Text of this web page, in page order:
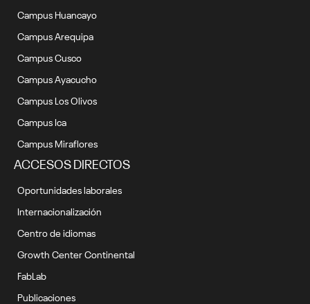
Campus Huancayo
Campus Arequipa
Campus Cusco
Campus Ayacucho
Campus Los Olivos
Campus Ica
Campus Miraflores
ACCESOS DIRECTOS
Oportunidades laborales
Internacionalización
Centro de idiomas
Growth Center Continental
FabLab
Publicaciones